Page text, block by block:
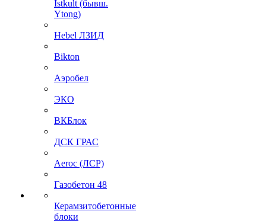
Istkult (бывш.
Ytong)
Hebel ЛЗИД
Bikton
Аэробел
ЭКО
ВКБлок
ДСК ГРАС
Aeroc (ЛСР)
Газобетон 48
Керамзитобетонные
блоки